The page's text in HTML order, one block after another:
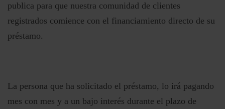
publica para que nuestra comunidad de clientes
registrados comience con el financiamiento directo de su
préstamo.
La persona que ha solicitado el préstamo, lo irá pagando
mes con mes y a un bajo interés durante el plazo de